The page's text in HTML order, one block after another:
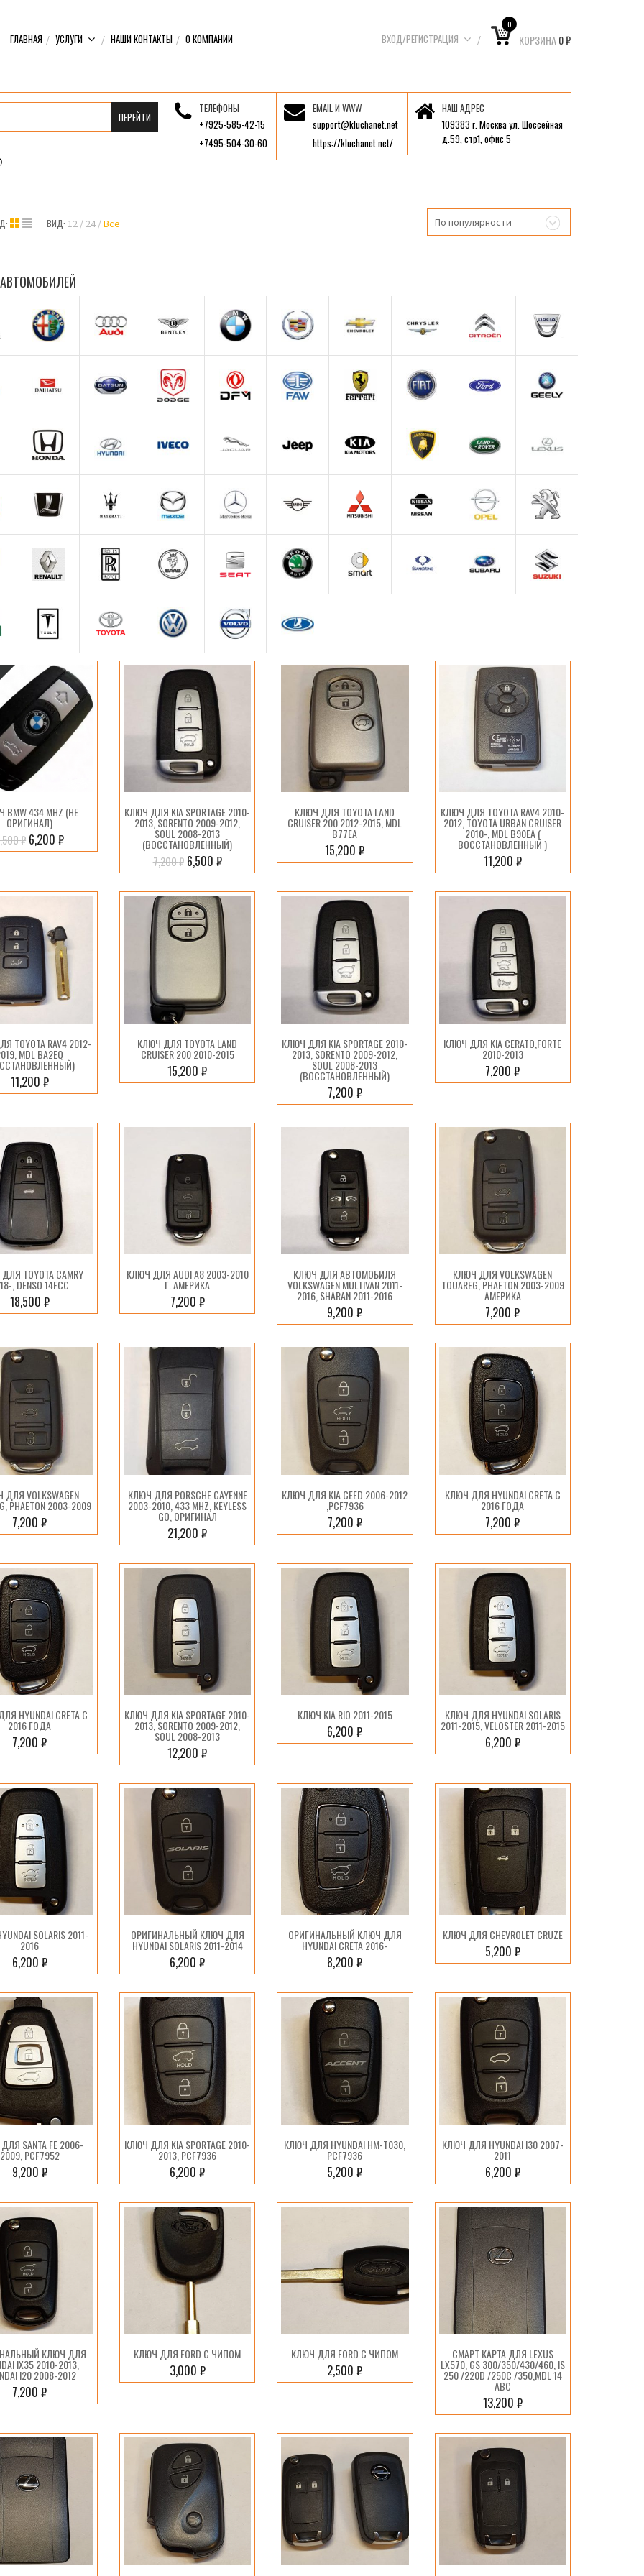
ВХОД/РЕГИСТРАЦИЯ
0
КОРЗИНА0₽
ГЛАВНАЯ УСЛУГИ НАШИ КОНТАКТЫ О КОМПАНИИ
ТЕЛЕФОНЫ
+7925-585-42-15
+7495-504-30-60
EMAIL И WWW
support@kluchanet.net
https://kluchanet.net/
НАШ АДРЕС
109383 г. Москва ул. Шоссейная
д.59, стр1, офис 5
По популярности
ВИД: 12 24 Все
BMW 434 MHZ (НЕ
ОРИГИНАЛ)
₽ 6,200₽
КЛЮЧ ДЛЯ KIA SPORTAGE 2010-
2013, SORENTO 2009-2012,
SOUL 2008-2013
(ВОССТАНОВЛЕННЫЙ)
7,200₽ 6,500 ₽
КЛЮЧ ДЛЯ TOYOTA LAND
CRUISER 200 2012-2015, MDL
B77EA
15,200₽
КЛЮЧ ДЛЯ TOYOTA RAV4 2010-
2012, TOYOTA URBAN CRUISER
2010-, MDL B90EA (
ВОССТАНОВЛЕННЫЙ )
11,200 ₽
TOYOTA RAV4 2012-
MDL BA2EQ
11,200 ₽
КЛЮЧ ДЛЯ TOYOTA LAND
CRUISER 200 2010-2015
15,200₽
КЛЮЧ ДЛЯ KIA SPORTAGE 2010-
2013, SORENTO 2009-2012,
SOUL 2008-2013
(ВОССТАНОВЛЕННЫЙ)
7,200 ₽
КЛЮЧ ДЛЯ KIA CERATO,FORTE
2010-2013
7,200₽
TOYOTA CAMRY
, DENSO 14FCC
18,500 ₽
КЛЮЧ ДЛЯ AUDI A8 2003-2010
Г. АМЕРИКА
7,200 ₽
КЛЮЧ ДЛЯ АВТОМОБИЛЯ
VOLKSWAGEN MULTIVAN 2011-
2016, SHARAN 2011-2016
9,200₽
КЛЮЧ ДЛЯ VOLKSWAGEN
TOUAREG, PHAETON 2003-2009
АМЕРИКА
7,200₽
VOLKSWAGEN
PHAETON 2003-2009
7,200₽
КЛЮЧ ДЛЯ PORSCHE CAYENNE
2003-2010, 433 MHZ, KEYLESS
GO, ОРИГИНАЛ
21,200₽
КЛЮЧ ДЛЯ KIA CEED 2006-2012
,PCF7936
7,200 ₽
КЛЮЧ ДЛЯ HYUNDAI CRETA С
2016 ГОДА
7,200₽
HYUNDAI CRETA С
2016 ГОДА
7,200₽
КЛЮЧ ДЛЯ KIA SPORTAGE 2010-
2013, SORENTO 2009-2012,
SOUL 2008-2013
12,200₽
КЛЮЧ KIA RIO 2011-2015
6,200₽
КЛЮЧ ДЛЯ HYUNDAI SOLARIS
2011-2015, VELOSTER 2011-2015
6,200 ₽
SOLARIS 2011-
2016
6,200 ₽
ОРИГИНАЛЬНЫЙ КЛЮЧ ДЛЯ
HYUNDAI SOLARIS 2011-2014
6,200₽
ОРИГИНАЛЬНЫЙ КЛЮЧ ДЛЯ
HYUNDAI CRETA 2016-
8,200₽
КЛЮЧ ДЛЯ CHEVROLET CRUZE
5,200 ₽
SANTA FE 2006-
2009, PCF7952
9,200 ₽
КЛЮЧ ДЛЯ KIA SPORTAGE 2010-
2013, PCF7936
6,200₽
КЛЮЧ ДЛЯ HYUNDAI HM-T030,
PCF7936
5,200₽
КЛЮЧ ДЛЯ HYUNDAI I30 2007-
2011
6,200 ₽
КЛЮЧ ДЛЯ
IX35 2010-2013,
I20 2008-2012
7,200₽
КЛЮЧ ДЛЯ FORD С ЧИПОМ
3,000 ₽
КЛЮЧ ДЛЯ FORD С ЧИПОМ
2,500₽
СМАРТ КАРТА ДЛЯ LEXUS
LX570, GS 300/350/430/460, IS
250 /220D /250C /350,MDL 14
ABC
13,200 ₽